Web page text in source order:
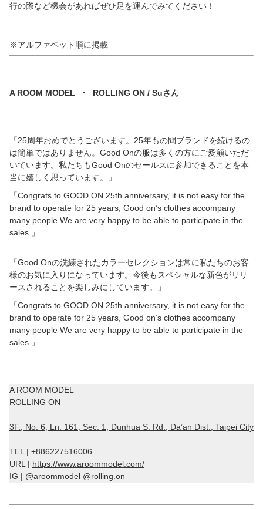
行の際など機会があればぜひ足を運んでみてください！
※アルファベット順に掲載
A ROOM MODEL ・ ROLLING ON / Suさん
「25周年おめでとうございます。25年もの間ブランドを続けるの
は簡単ではありません。Good Onの服は多くの方にご愛顧いただ
いています。私たちもGood Onのセールスに参加できることを本
当に嬉しく思っています。」
「Congrats to GOOD ON 25th anniversary, it is not easy for the
brand to operate for 25 years, Good on’s clothes accompany
many people We are very happy to be able to participate in the
sales.」
「Good Onの洗練されたカラーセレクションは常に私たちのお客
様のお気に入りになっています。今後もスペシャルな新色がリリ
ースされることを楽しみにしています。」
「Congrats to GOOD ON 25th anniversary, it is not easy for the
brand to operate for 25 years, Good on’s clothes accompany
many people We are very happy to be able to participate in the
sales.」
A ROOM MODEL
ROLLING ON
3F., No. 6, Ln. 161, Sec. 1, Dunhua S. Rd., Da’an Dist., Taipei City
TEL | +886227516006
URL | https://www.aroommodel.com/
IG | @aroommodel @rolling.on